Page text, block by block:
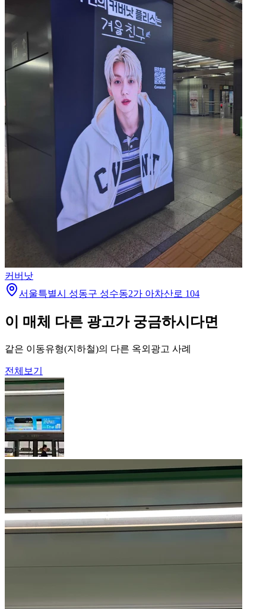
커버낫
서울특별시 성동구 성수동2가 아차산로 104
이 매체 다른 광고가 궁금하시다면
같은 이동유형(지하철)의 다른 옥외광고 사례
전체보기